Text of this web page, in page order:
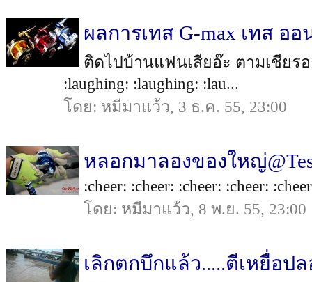
ผลการเทส G-max เทส
ติดไปบ้านแฟนเสียอ๊ะ ตามเชียรอ
:laughing: :laughing: :lau...
โดย: หมีมาแว้ว, 3 ธ.ค. 55, 23:00
หลอกมาลองของใหญ่
:cheer: :cheer: :cheer: :cheer:
โดย: หมีมาแว้ว, 8 พ.ย. 55, 23:00
เลิกตกบึกแล้ว.....ตีเหยื่อป